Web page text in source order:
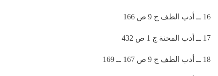
16 ــ أدب الطف ج 9 ص 166
17 ــ أدب المحنة ج 1 ص 432
18 ــ أدب الطف ج 9 ص 167 ــ 169